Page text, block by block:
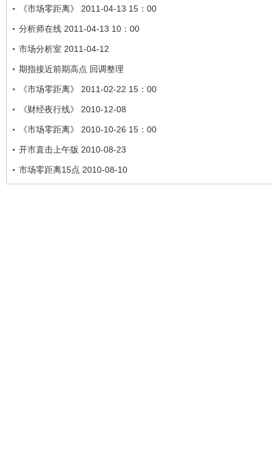
《市场零距离》 2011-04-13 15：00
分析师在线 2011-04-13 10：00
市场分析室 2011-04-12
期指接近前期高点 回调整理
《市场零距离》 2011-02-22 15：00
《财经夜行线》 2010-12-08
《市场零距离》 2010-10-26 15：00
开市直击上午版 2010-08-23
市场零距离15点 2010-08-10